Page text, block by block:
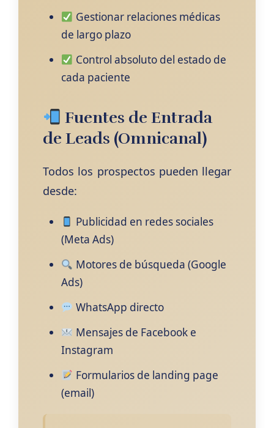
Gestionar relaciones médicas
de largo plazo
Control absoluto del estado de
cada paciente
Fuentes de Entrada
de Leads (Omnicanal)
Todos los prospectos pueden llegar
desde:
Publicidad en redes sociales
(Meta Ads)
Motores de búsqueda (Google
Ads)
WhatsApp directo
Mensajes de Facebook e
Instagram
Formularios de landing page
(email)